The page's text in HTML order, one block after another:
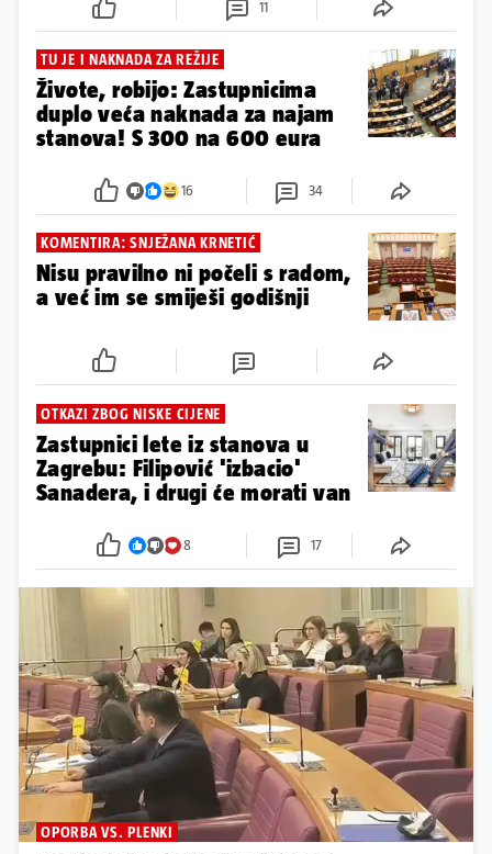
ZAVRZLAMA U SABORU
Jedan zastupnik razmišlja o
odlasku iz Sabora: Zbog toga bi
mogli ostati na 150 zastupnika
TU JE I NAKNADA ZA REŽIJE
Živote, robijo: Zastupnicima
duplo veća naknada za najam
stanova! S 300 na 600 eura
34
KOMENTIRA: SNJEŽANA KRNETIĆ
Nisu pravilno ni počeli s radom,
a već im se smiješi godišnji
OTKAZI ZBOG NISKE CIJENE
Zastupnici lete iz stanova u
Zagrebu: Filipović 'izbacio'
Sanadera, i drugi će morati van
8 17